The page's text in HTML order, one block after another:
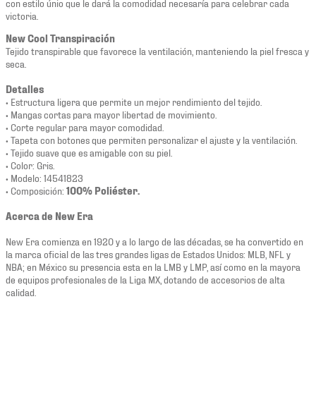
con estilo únio que le dará la comodidad necesaría para celebrar cada
victoria.
New Cool Transpiración
Tejido transpirable que favorece la ventilación, manteniendo la piel fresca y
seca.
Detalles
• Estructura ligera que permite un mejor rendimiento del tejido.
• Mangas cortas para mayor libertad de movimiento.
• Corte regular para mayor comodidad.
• Tapeta con botones que permiten personalizar el ajuste y la ventilación.
• Tejido suave que es amigable con su piel.
• Color: Gris.
• Modelo: 14541823
• Composición: 100% Poliéster.
Acerca de New Era
New Era comienza en 1920 y a lo largo de las décadas, se ha convertido en
la marca oficial de las tres grandes ligas de Estados Unidos: MLB, NFL y
NBA; en México su presencia esta en la LMB y LMP, así como en la mayora
de equipos profesionales de la Liga MX, dotando de accesorios de alta
calidad.